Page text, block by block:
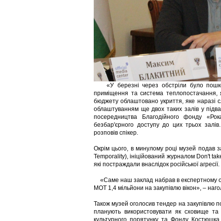
«У березні через обстріли було
приміщення та система
бюджету облаштовано укриття, яке наразі
облаштуванням ще двох таких залів у
посередництва Благодійного фонду
безбар'єрного доступу до цих трьох
розповів спікер.
Окрім цього, в минулому році музей подав
Temporality), ініційований журналом Don't
які постраждали внаслідок російської агресії.
«Саме наш заклад набрав в експертному
МОТ 1,4 мільйони на закупівлю вікон», –
Також музей оголосив тендер на закупівлю
планують використовувати як сховище та
культурного порятунку та Фонду